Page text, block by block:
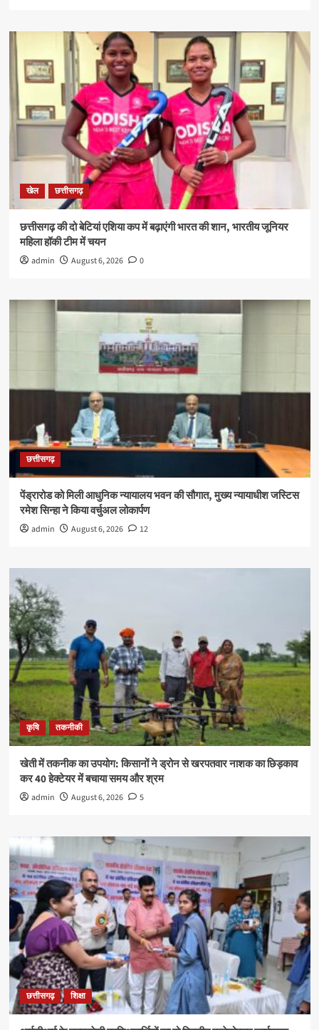
खेल छत्तीसगढ़
छत्तीसगढ़ की दो बेटियां एशिया कप में बढ़ाएंगी भारत की शान, भारतीय जूनियर
महिला हॉकी टीम में चयन
admin August 6, 2026 0
छत्तीसगढ़
पेंड्रारोड को मिली आधुनिक न्यायालय भवन की सौगात, मुख्य न्यायाधीश जस्टिस
रमेश सिन्हा ने किया वर्चुअल लोकार्पण
admin August 6, 2026 12
कृषि तकनीकी
खेती में तकनीक का उपयोग: किसानों ने ड्रोन से खरपतवार नाशक का छिड़काव
कर 40 हेक्टेयर में बचाया समय और श्रम
admin August 6, 2026 5
छत्तीसगढ़ शिक्षा